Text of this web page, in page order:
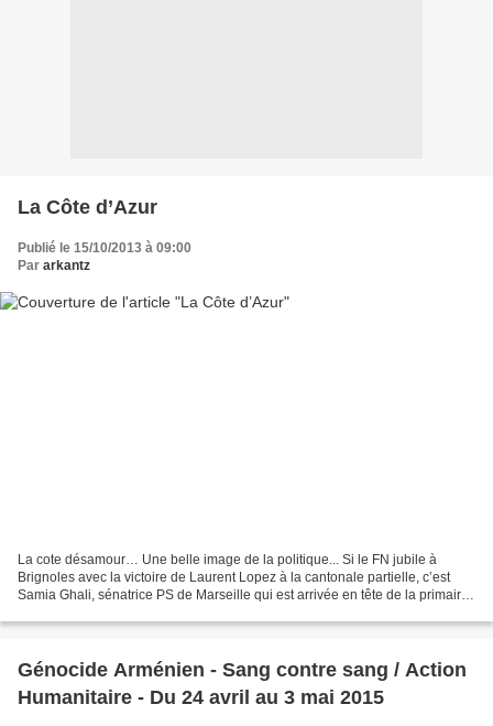
La Côte d’Azur
Publié le 15/10/2013 à 09:00
Par arkantz
La cote désamour… Une belle image de la politique... Si le FN jubile à
Brignoles avec la victoire de Laurent Lopez à la cantonale partielle, c’est
Samia Ghali, sénatrice PS de Marseille qui est arrivée en tête de la primaire
Génocide Arménien - Sang contre sang / Action
Humanitaire - Du 24 avril au 3 mai 2015